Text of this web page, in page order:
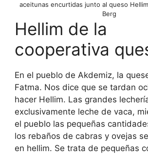
aceitunas encurtidas junto al queso
Berg
Hellim de la
cooperativa
En el pueblo de Akdemiz, la
Fatma. Nos dice que se tardan
hacer Hellim. Las grandes
exclusivamente leche de vaca,
el pueblo las pequeñas
los rebaños de cabras y ovejas
en hellim. Se trata de pequeñas